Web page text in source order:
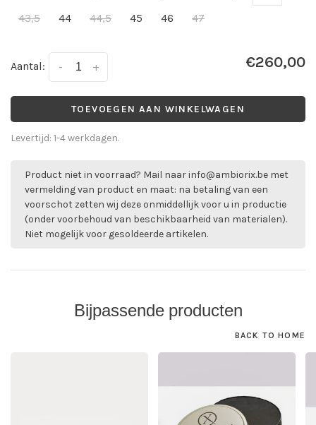
43,5
44 44,5 45 46 47
Aantal: +
- €260,00
TOEVOEGEN AAN WINKELWAGEN
Levertijd: 1-4 werkdagen.
Product niet in voorraad? Mail naarinfo@ambiorix.be met
vermelding van product en maat: na betaling van een
voorschot zetten wij deze onmiddellijk voor u in productie
(onder voorbehoud van beschikbaarheid van materialen).
Niet mogelijk voor gesoldeerde artikelen.
Bijpassende producten
BACK TO HOME